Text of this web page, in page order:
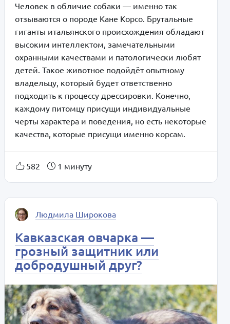
Человек в обличие собаки — именно так
отзываются о породе Кане Корсо. Брутальные
гиганты итальянского происхождения обладают
высоким интеллектом, замечательными
охранными качествами и патологически любят
детей. Такое животное подойдёт опытному
владельцу, который будет ответственно
подходить к процессу дрессировки. Конечно,
каждому питомцу присущи индивидуальные
черты характера и поведения, но есть некоторые
качества, которые присущи именно корсам.
582 1 минуту
Людмила Широкова
Кавказская овчарка —
грозный защитник или
добродушный друг?